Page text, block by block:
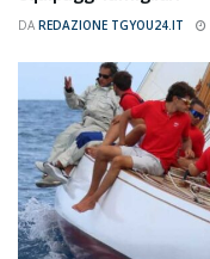
DA REDAZIONE TGYOU24.IT